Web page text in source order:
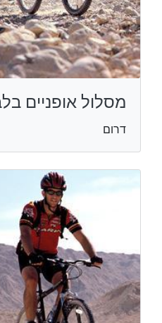
מסלול אופניים
דרום